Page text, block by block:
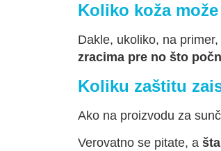
Koliko koža
Dakle, ukoliko, na
zracima pre no što
Koliku zaštitu
Ako na proizvodu za
Verovatno se pitate, a